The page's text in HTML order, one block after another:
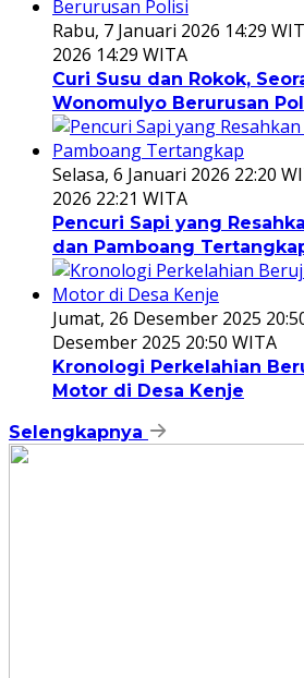
Rabu, 7 Januari 2026 14:29
2026 14:29 WITA
Curi Susu dan Rokok,
Wonomulyo Berurusan
Selasa, 6 Januari 2026 22:20
2026 22:21 WITA
Pencuri Sapi yang
dan Pamboang
Jumat, 26 Desember 2025
Desember 2025 20:50 WITA
Kronologi Perkelahian
Motor di Desa Kenje
Selengkapnya